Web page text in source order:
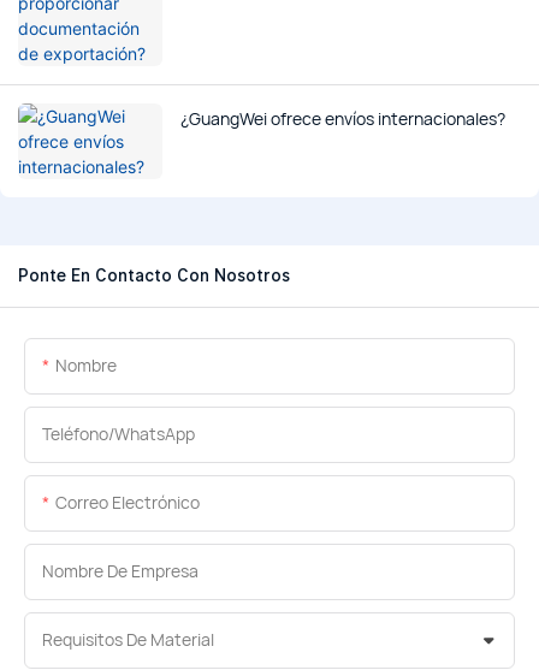
¿GuangWei ofrece envíos internacionales?
Ponte En Contacto Con Nosotros
Nombre
Teléfono/WhatsApp
Correo Electrónico
Nombre De Empresa
Requisitos De Material